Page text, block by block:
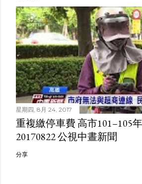
星期四, 8月 24, 2017
重複繳停車費 高市101–105
20170822 公視中晝新聞
分享